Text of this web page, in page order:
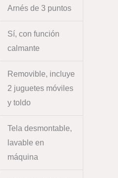
Arnés de 3 puntos
Sí, con función
calmante
Removible, incluye
2 juguetes móviles
y toldo
Tela desmontable,
lavable en
máquina